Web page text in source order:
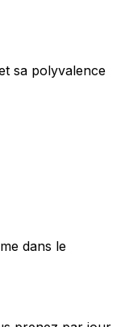
sa polyvalence
dans le